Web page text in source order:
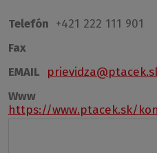
Telefón +421 222 111 901
Fax
EMAIL
Www
https://www.ptacek.sk/